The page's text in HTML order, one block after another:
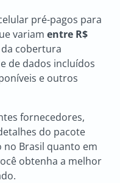
pré-pagos para
variamentre R$
cobertura
de dados incluídos
e outros
fornecedores,
do pacote
no Brasil quanto em
obtenha a melhor